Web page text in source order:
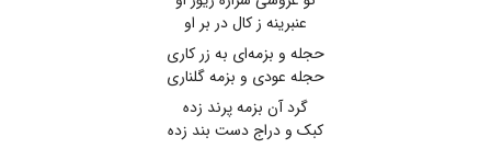
عنبرینه ز کال در بر او
حجله و بزمه‌ای به زر کاری
حجله عودی و بزمه گلناری
گرد آن بزمه پرند زده
کبک و دراج دست بند زده